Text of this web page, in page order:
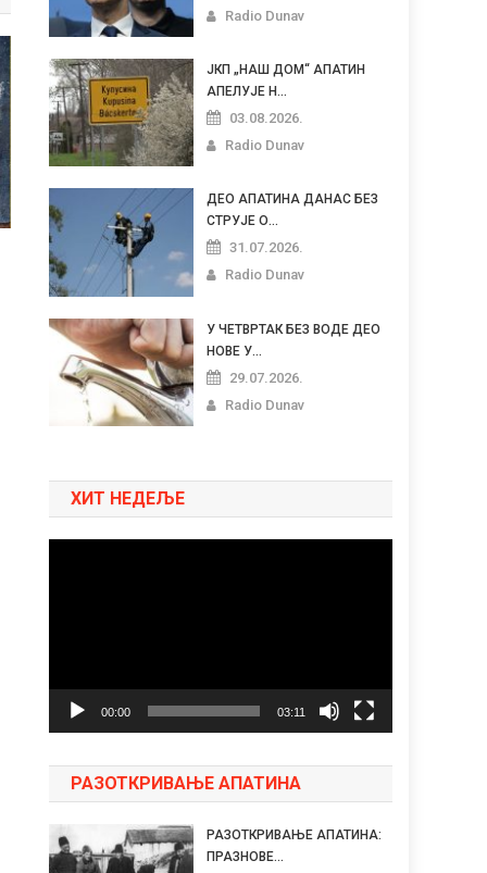
Radio Dunav
ЈКП „НАШ ДОМ“ АПАТИН
АПЕЛУЈЕ Н...
03.08.2026.
Radio Dunav
ДЕО АПАТИНА ДАНАС БЕЗ
СТРУЈЕ О...
31.07.2026.
Radio Dunav
У ЧЕТВРТАК БЕЗ ВОДЕ ДЕО
НОВЕ У...
29.07.2026.
Radio Dunav
ХИТ НЕДЕЉЕ
00:00 03:11
РАЗОТКРИВАЊЕ АПАТИНА
РАЗОТКРИВАЊЕ АПАТИНА:
ПРАЗНОВЕ...